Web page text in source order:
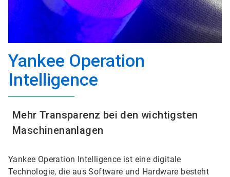
Yankee Operation
Intelligence
Mehr Transparenz bei den wichtigsten
Maschinenanlagen
Yankee Operation Intelligence ist eine digitale
Technologie, die aus Software und Hardware besteht